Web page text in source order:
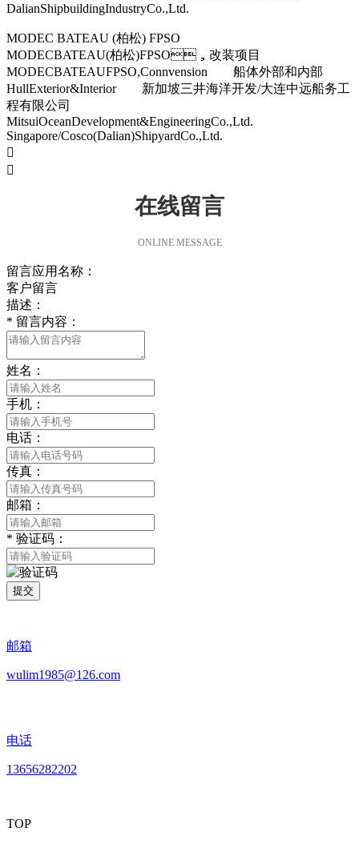
DalianShipbuildingIndustryCo.,Ltd.
MODEC BATEAU (柏松) FPSO
MODECBATEAU(柏松)FPSO，改装项目
MODECBATEAUFPSO,Connvension 船体外部和内部
HullExterior&Interior 新加坡三井海洋开发/大连中远船务工
程有限公司
MitsuiOceanDevelopment&EngineeringCo.,Ltd.
Singapore/Cosco(Dalian)ShipyardCo.,Ltd.


在线留言
ONLINE MESSAGE
留言应用名称：
客户留言
描述：
* 留言内容：
姓名：
手机：
电话：
传真：
邮箱：
* 验证码：
提交
邮箱
wulim1985@126.com
电话
13656282202
TOP